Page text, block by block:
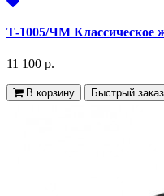
Т-1005/ЧМ Классическое
11 100 р.
В корзину Быстрый заказ